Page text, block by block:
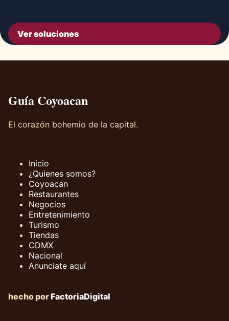
Ver soluciones
Guía Coyoacan
El corazón bohemio de la capital.
Inicio
¿Quienes somos?
Coyoacan
Restaurantes
Negocios
Entretenimiento
Turismo
Tiendas
CDMX
Nacional
Anunciate aquí
hecho porFactoriaDigital